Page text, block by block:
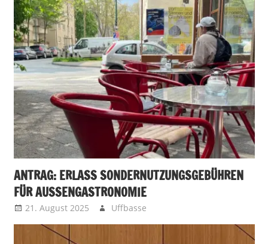
ANTRAG: ERLASS SONDERNUTZUNGSGEBÜHREN
FÜR AUSSENGASTRONOMIE
21. August 2025 Uffbasse